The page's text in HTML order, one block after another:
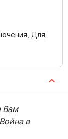
Для
Вам
в